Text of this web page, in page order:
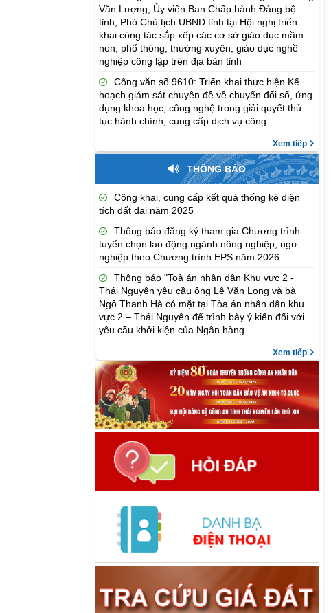
Văn Lượng, Ủy viên Ban Chấp hành Đảng bộ
tỉnh, Phó Chủ tịch UBND tỉnh tại Hội nghị triển
khai công tác sắp xếp các cơ sở giáo dục mầm
non, phổ thông, thường xuyên, giáo dục nghề
nghiệp công lập trên địa bàn tỉnh
Công văn số 9610: Triển khai thực hiện Kế
hoạch giám sát chuyên đề về chuyển đổi số, ứng
dụng khoa học, công nghệ trong giải quyết thủ
tục hành chính, cung cấp dịch vụ công
Xem tiếp
THÔNG BÁO
Công khai, cung cấp kết quả thống kê diện
tích đất đai năm 2025
Thông báo đăng ký tham gia Chương trình
tuyển chọn lao động ngành nông nghiệp, ngư
nghiệp theo Chương trình EPS năm 2026
Thông báo "Toà án nhân dân Khu vực 2 -
Thái Nguyên yêu cầu ông Lê Văn Long và bà
Ngô Thanh Hà có mặt tại Tòa án nhân dân khu
vực 2 – Thái Nguyên để trình bày ý kiến đối với
yêu cầu khởi kiện của Ngân hàng
Xem tiếp